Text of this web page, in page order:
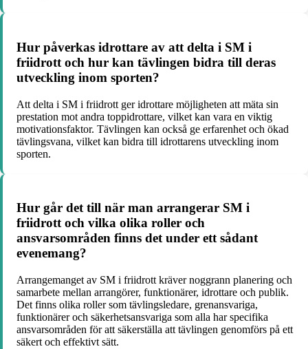
Hur påverkas idrottare av att delta i SM i
friidrott och hur kan tävlingen bidra till deras
utveckling inom sporten?
Att delta i SM i friidrott ger idrottare möjligheten att mäta sin
prestation mot andra toppidrottare, vilket kan vara en viktig
motivationsfaktor. Tävlingen kan också ge erfarenhet och ökad
tävlingsvana, vilket kan bidra till idrottarens utveckling inom
sporten.
Hur går det till när man arrangerar SM i
friidrott och vilka olika roller och
ansvarsområden finns det under ett sådant
evenemang?
Arrangemanget av SM i friidrott kräver noggrann planering och
samarbete mellan arrangörer, funktionärer, idrottare och publik.
Det finns olika roller som tävlingsledare, grenansvariga,
funktionärer och säkerhetsansvariga som alla har specifika
ansvarsområden för att säkerställa att tävlingen genomförs på ett
säkert och effektivt sätt.